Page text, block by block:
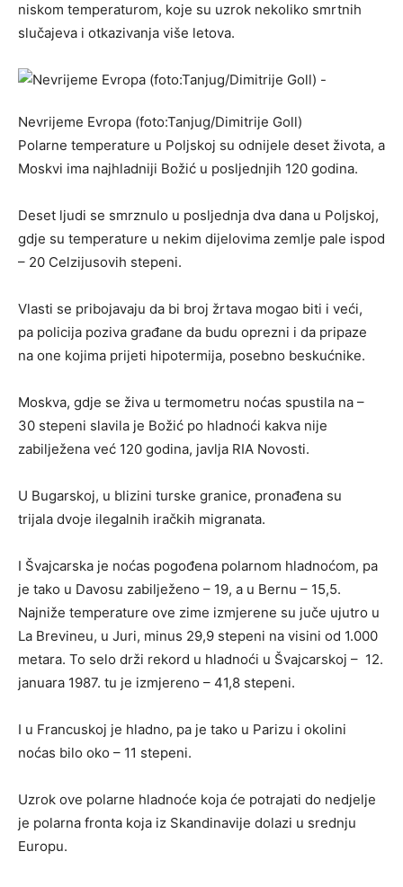
niskom temperaturom, koje su uzrok nekoliko smrtnih
slučajeva i otkazivanja više letova.
Nevrijeme Evropa (foto:Tanjug/Dimitrije Goll)
Polarne temperature u Poljskoj su odnijele deset života, a
Moskvi ima najhladniji Božić u posljednjih 120 godina.
Deset ljudi se smrznulo u posljednja dva dana u Poljskoj,
gdje su temperature u nekim dijelovima zemlje pale ispod
– 20 Celzijusovih stepeni.
Vlasti se pribojavaju da bi broj žrtava mogao biti i veći,
pa policija poziva građane da budu oprezni i da pripaze
na one kojima prijeti hipotermija, posebno beskućnike.
Moskva, gdje se živa u termometru noćas spustila na –
30 stepeni slavila je Božić po hladnoći kakva nije
zabilježena već 120 godina, javlja RIA Novosti.
U Bugarskoj, u blizini turske granice, pronađena su
trijala dvoje ilegalnih iračkih migranata.
I Švajcarska je noćas pogođena polarnom hladnoćom, pa
je tako u Davosu zabilježeno – 19, a u Bernu – 15,5.
Najniže temperature ove zime izmjerene su juče ujutro u
La Brevineu, u Јuri, minus 29,9 stepeni na visini od 1.000
metara. To selo drži rekord u hladnoći u Švajcarskoj – 12.
januara 1987. tu je izmjereno – 41,8 stepeni.
I u Francuskoj je hladno, pa je tako u Parizu i okolini
noćas bilo oko – 11 stepeni.
Uzrok ove polarne hladnoće koja će potrajati do nedjelje
je polarna fronta koja iz Skandinavije dolazi u srednju
Europu.